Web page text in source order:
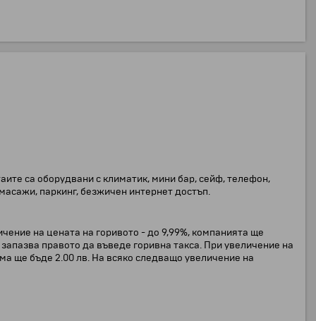
са оборудвани с климатик, мини бар, сейф, телефон,
паркинг, безжичен интернет достъп.
на цената на горивото - до 9,99%, компанията ще
правото да въведе горивна такса. При увеличение на
ще бъде 2.00 лв. На всяко следващо увеличение на